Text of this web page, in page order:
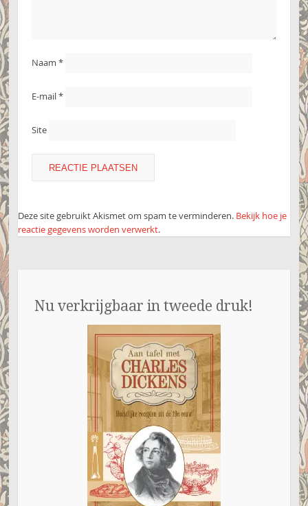
Naam *
E-mail*
Site
Deze site gebruikt Akismet om spam te verminderen. Bekijk hoe je
reactie gegevens worden verwerkt.
Nu verkrijgbaar in tweede druk!